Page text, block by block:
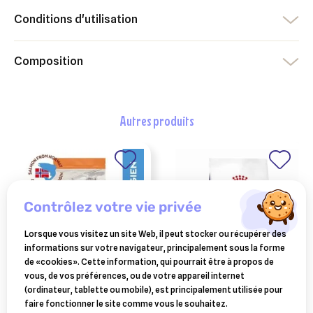
Conditions d'utilisation
Composition
autres produits
croquettes nature's
variety selected
sterilised saumon de
royal canin expert chat
calm - 2 kg
contrôlez votre vie privée
Lorsque vous visitez un site Web, il peut stocker ou récupérer des
informations sur votre navigateur, principalement sous la forme
de «cookies». Cette information, qui pourrait être à propos de
vous, de vos préférences, ou de votre appareil internet
(ordinateur, tablette ou mobile), est principalement utilisée pour
faire fonctionner le site comme vous le souhaitez.